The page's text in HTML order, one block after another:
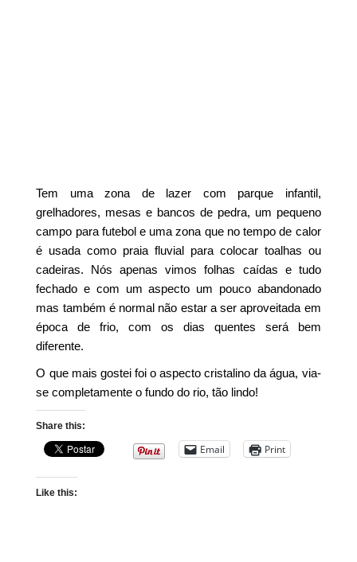
Tem uma zona de lazer com parque infantil,
grelhadores, mesas e bancos de pedra, um pequeno
campo para futebol e uma zona que no tempo de calor
é usada como praia fluvial para colocar toalhas ou
cadeiras. Nós apenas vimos folhas caídas e tudo
fechado e com um aspecto um pouco abandonado
mas também é normal não estar a ser aproveitada em
época de frio, com os dias quentes será bem
diferente.
O que mais gostei foi o aspecto cristalino da água, via-
se completamente o fundo do rio, tão lindo!
Share this:
Email Print
Like this: